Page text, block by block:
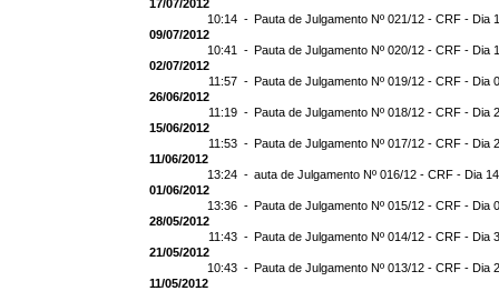
17/07/2012
10:14 - Pauta de Julgamento Nº 021/12 - CRF - Dia
09/07/2012
10:41 - Pauta de Julgamento Nº 020/12 - CRF - Dia
02/07/2012
11:57 - Pauta de Julgamento Nº 019/12 - CRF - Dia
26/06/2012
11:19 - Pauta de Julgamento Nº 018/12 - CRF - Dia
15/06/2012
11:53 - Pauta de Julgamento Nº 017/12 - CRF - Dia
11/06/2012
13:24 - auta de Julgamento Nº 016/12 - CRF - Dia
01/06/2012
13:36 - Pauta de Julgamento Nº 015/12 - CRF - Dia
28/05/2012
11:43 - Pauta de Julgamento Nº 014/12 - CRF - Dia
21/05/2012
10:43 - Pauta de Julgamento Nº 013/12 - CRF - Dia
11/05/2012